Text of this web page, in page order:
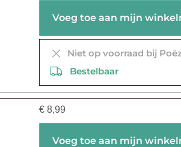
Niet op voorraad bij
Bestelbaar
€ 8,99